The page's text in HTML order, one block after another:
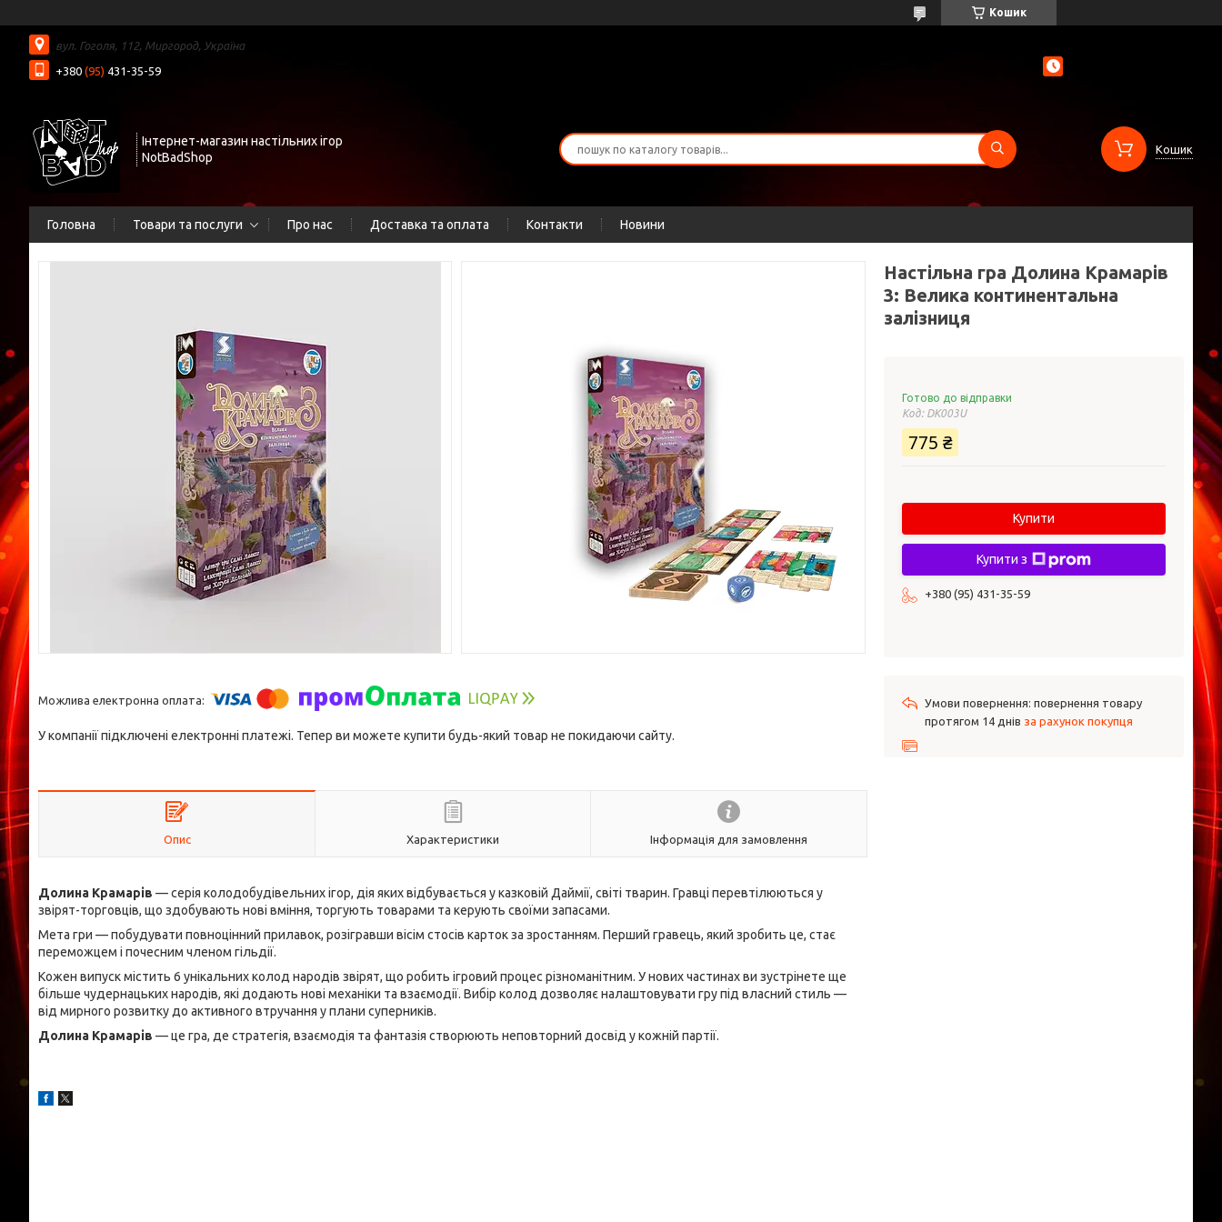
Кошик
вул. Гоголя, 112, Миргород, Україна
+380 (95) 431-35-59
Інтернет-магазин настільних ігор
NotBadShop
Кошик
Головна Товари та послуги Про нас Доставка та оплата Контакти Новини
У компанії підключені електронні платежі. Тепер ви можете купити будь-який товар не покидаючи сайту.
Опис Характеристики Інформація для замовлення
Долина Крамарів — серія колодобудівельних ігор, дія яких відбувається у казковій Даймії, світі тварин. Гравці перевтілюються у
звірят-торговців, що здобувають нові вміння, торгують товарами та керують своїми запасами.
Мета гри — побудувати повноцінний прилавок, розігравши вісім стосів карток за зростанням. Перший гравець, який зробить це, стає
переможцем і почесним членом гільдії.
Кожен випуск містить 6 унікальних колод народів звірят, що робить ігровий процес різноманітним. У нових частинах ви зустрінете ще
більше чудернацьких народів, які додають нові механіки та взаємодії. Вибір колод дозволяє налаштовувати гру під власний стиль —
від мирного розвитку до активного втручання у плани суперників.
Долина Крамарів — це гра, де стратегія, взаємодія та фантазія створюють неповторний досвід у кожній партії.
Настільна гра Долина Крамарів
3: Велика континентальна
залізниця
Готово до відправки
Код: DK003U
775 ₴
Купити
Купити з
+380 (95) 431-35-59
повернення товару
протягом 14 днів за рахунок покупця